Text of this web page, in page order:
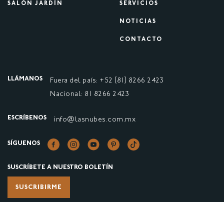
SALÓN JARDÍN SERVICIOS
NOTICIAS
CONTACTO
LLÁMANOS Fuera del país: +52 (81) 8266 2423
Nacional: 81 8266 2423
ESCRÍBENOS info@lasnubes.com.mx
SÍGUENOS
SUSCRÍBETE A NUESTRO BOLETÍN
SUSCRIBIRME